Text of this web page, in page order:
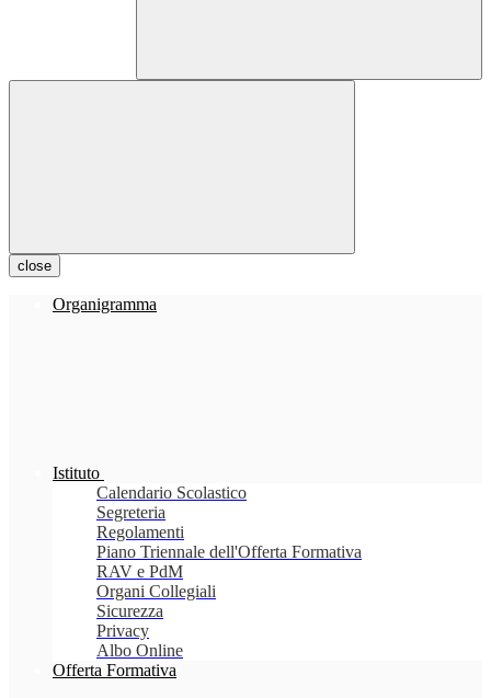
close
Organigramma
Istituto
Calendario Scolastico
Segreteria
Regolamenti
Piano Triennale dell'Offerta Formativa
RAV e PdM
Organi Collegiali
Sicurezza
Privacy
Albo Online
Offerta Formativa